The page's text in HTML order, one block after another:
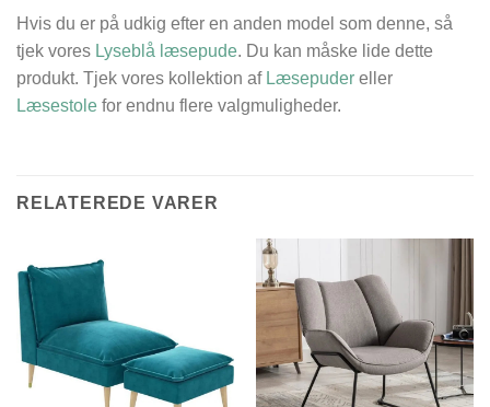
Hvis du er på udkig efter en anden model som denne, så
tjek vores Lyseblå læsepude. Du kan måske lide dette
produkt. Tjek vores kollektion af Læsepuder eller
Læsestole for endnu flere valgmuligheder.
RELATEREDE VARER